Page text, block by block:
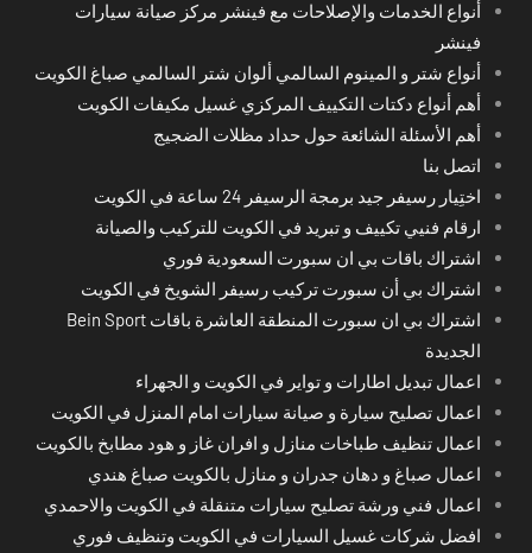
أنواع الخدمات والإصلاحات مع فينشر مركز صيانة سيارات
فينشر
أنواع شتر و المينوم السالمي ألوان شتر السالمي صباغ الكويت
أهم أنواع دكتات التكييف المركزي غسيل مكيفات الكويت
أهم الأسئلة الشائعة حول حداد مظلات الضجيج
اتصل بنا
اختِيار رسيفر جيد برمجة الرسيفر 24 ساعة في الكويت
ارقام فنيي تكييف و تبريد في الكويت للتركيب والصيانة
اشتراك باقات بي ان سبورت السعودية فوري
اشتراك بي أن سبورت تركيب رسيفر الشويخ في الكويت
اشتراك بي ان سبورت المنطقة العاشرة باقات Bein Sport
الجديدة
اعمال تبديل اطارات و تواير في الكويت و الجهراء
اعمال تصليح سيارة و صيانة سيارات امام المنزل في الكويت
اعمال تنظيف طباخات منازل و افران غاز و هود مطابخ بالكويت
اعمال صباغ و دهان جدران و منازل بالكويت صباغ هندي
اعمال فني ورشة تصليح سيارات متنقلة في الكويت والاحمدي
افضل شركات غسيل السيارات في الكويت وتنظيف فوري